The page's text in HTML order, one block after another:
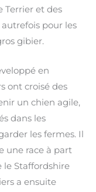
Terrier et des
pour les
gibier.
en
ont croisé des
un chien agile,
dans les
les fermes. Il
une race à part
le Staffordshire
a ensuite